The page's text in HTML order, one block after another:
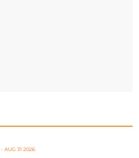
- AUG 31 2026